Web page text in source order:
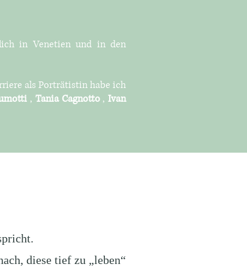
in Venetien und in den
als Porträtistin habe ich
, Tania Cagnotto, Ivan
diese tief zu „leben“